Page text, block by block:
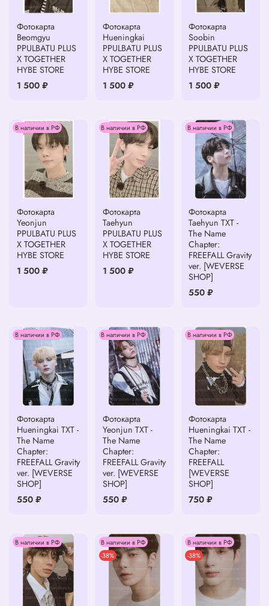
Фотокарта
Beomgyu
PPULBATU PLUS
X TOGETHER
HYBE STORE
1 500 ₽
Фотокарта
Hueningkai
PPULBATU PLUS
X TOGETHER
HYBE STORE
1 500 ₽
Фотокарта
Soobin
PPULBATU PLUS
X TOGETHER
HYBE STORE
1 500 ₽
В наличии в РФ
Фотокарта
Yeonjun
PPULBATU PLUS
X TOGETHER
HYBE STORE
1 500 ₽
В наличии в РФ
Фотокарта
Taehyun
PPULBATU PLUS
X TOGETHER
HYBE STORE
1 500 ₽
В наличии в РФ
Фотокарта
Taehyun TXT -
The Name
Chapter:
FREEFALL Gravity
ver. [WEVERSE
SHOP]
550 ₽
В наличии в РФ
Фотокарта
Hueningkai TXT -
The Name
Chapter:
FREEFALL Gravity
ver. [WEVERSE
SHOP]
550 ₽
В наличии в РФ
Фотокарта
Yeonjun TXT -
The Name
Chapter:
FREEFALL Gravity
ver. [WEVERSE
SHOP]
550 ₽
В наличии в РФ
Фотокарта
Hueningkai TXT -
The Name
Chapter:
FREEFALL
[WEVERSE
SHOP]
750 ₽
В наличии в РФ
В наличии в РФ
-38%
В наличии в РФ
-38%